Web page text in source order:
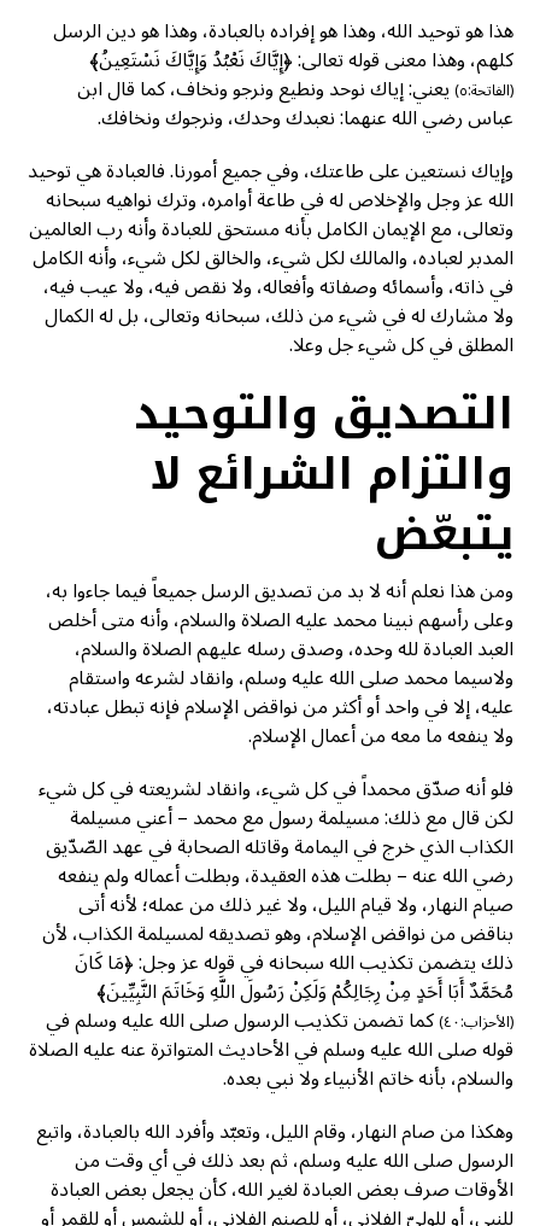
هذا هو توحيد الله، وهذا هو إفراده بالعبادة، وهذا هو دين الرسل
كلهم، وهذا معنى قوله تعالى: ﴿إِيَّاكَ نَعْبُدُ وَإِيَّاكَ نَسْتَعِينُ﴾
(الفاتحة:٥) يعني: إياك نوحد ونطيع ونرجو ونخاف، كما قال ابن
عباس رضي الله عنهما: نعبدك وحدك، ونرجوك ونخافك.
وإياك نستعين على طاعتك، وفي جميع أمورنا. فالعبادة هي توحيد
الله عز وجل والإخلاص له في طاعة أوامره، وترك نواهيه سبحانه
وتعالى، مع الإيمان الكامل بأنه مستحق للعبادة وأنه رب العالمين
المدبر لعباده، والمالك لكل شيء، والخالق لكل شيء، وأنه الكامل
في ذاته، وأسمائه وصفاته وأفعاله، ولا نقص فيه، ولا عيب فيه،
ولا مشارك له في شيء من ذلك، سبحانه وتعالى، بل له الكمال
المطلق في كل شيء جل وعلا.
التصديق والتوحيد
والتزام الشرائع لا
يتبعّض
ومن هذا نعلم أنه لا بد من تصديق الرسل جميعاً فيما جاءوا به،
وعلى رأسهم نبينا محمد عليه الصلاة والسلام، وأنه متى أخلص
العبد العبادة لله وحده، وصدق رسله عليهم الصلاة والسلام،
ولاسيما محمد صلى الله عليه وسلم، وانقاد لشرعه واستقام
عليه، إلا في واحد أو أكثر من نواقض الإسلام فإنه تبطل عبادته،
ولا ينفعه ما معه من أعمال الإسلام.
فلو أنه صدّق محمداً في كل شيء، وانقاد لشريعته في كل شيء
لكن قال مع ذلك: مسيلمة رسول مع محمد – أعني مسيلمة
الكذاب الذي خرج في اليمامة وقاتله الصحابة في عهد الصّدّيق
رضي الله عنه – بطلت هذه العقيدة، وبطلت أعماله ولم ينفعه
صيام النهار، ولا قيام الليل، ولا غير ذلك من عمله؛ لأنه أتى
بناقض من نواقض الإسلام، وهو تصديقه لمسيلمة الكذاب، لأن
ذلك يتضمن تكذيب الله سبحانه في قوله عز وجل: ﴿مَا كَانَ
مُحَمَّدٌ أَبَا أَحَدٍ مِنْ رِجَالِكُمْ وَلَكِنْ رَسُولَ اللَّهِ وَخَاتَمَ النَّبِيِّينَ﴾
(الأحزاب:٤٠) كما تضمن تكذيب الرسول صلى الله عليه وسلم في
قوله صلى الله عليه وسلم في الأحاديث المتواترة عنه عليه الصلاة
والسلام، بأنه خاتم الأنبياء ولا نبي بعده.
وهكذا من صام النهار، وقام الليل، وتعبّد وأفرد الله بالعبادة، واتبع
الرسول صلى الله عليه وسلم، ثم بعد ذلك في أي وقت من
الأوقات صرف بعض العبادة لغير الله، كأن يجعل بعض العبادة